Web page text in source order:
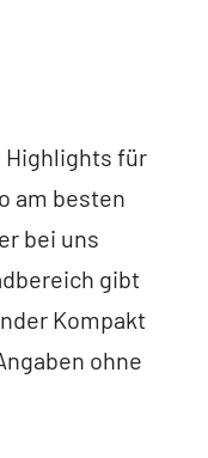
für
am besten
bei uns
gibt
Kompakt
ohne